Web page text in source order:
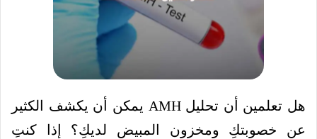
هل تعلمين أن تحليل AMH يمكن أن يكشف الكثير
عن خصوبتكِ ومخزون المبيض لديكِ؟ إذا كنتِ